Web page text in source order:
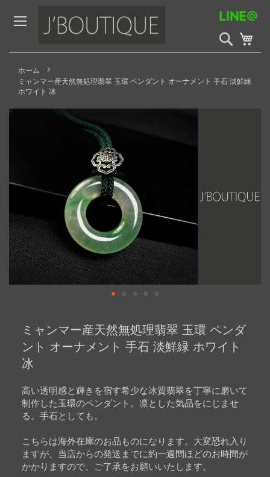
to
Content
検
索
開
ホーム
ミャンマー産天然無処理翡翠 玉環 ペンダント オーナメント 手石 淡鮮緑
ホワイト 冰
Skip
gallery
beginning
images
gallery
ミャンマー産天然無処理翡翠 玉環 ペンダ
ント オーナメント 手石 淡鮮緑 ホワイト
冰
高い透明感と輝きを宿す希少な冰質翡翠を丁寧に磨いて
制作した玉環のペンダント。凛とした気品をにじませ
る。手石としても。
こちらは海外在庫のお品ものになります。大変恐れ入り
ますが、当店からの発送までに約一週間ほどのお時間が
かかりますので、ご了承をお願いいたします。